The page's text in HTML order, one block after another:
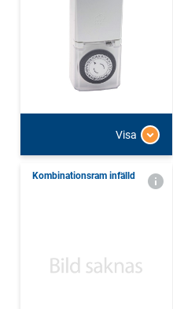
Visa
Kombinationsram infälld